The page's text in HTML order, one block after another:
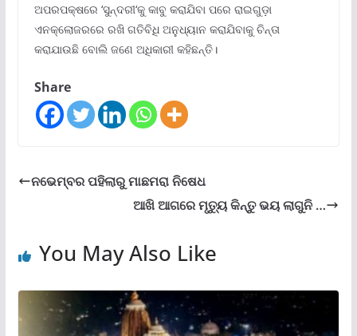
ଅପରପକ୍ଷରେ ‘ସୁନ୍ଦରୀ‘କୁ କାବୁ କରାଯିବା ପରେ ରାଇଗୁଡ଼ା
ଏନକ୍ଲୋଜରରେ ରଖି ଗତିବିଧି ଅନୁଧ୍ୟାନ କରାଯିବାକୁ ଚିନ୍ତା
କରାଯାଉଛି ବୋଲି ଜଣେ ଅଧିକାରୀ କହିଛନ୍ତି।
Share
ନଭେମ୍ବର ପହିଲାରୁ ମାଛମରା ନିଷେଧ
ଆଖି ଆଗରେ ମୃତ୍ୟୁ କିନ୍ତୁ ଭୟ ଲାଗୁନି …
You May Also Like